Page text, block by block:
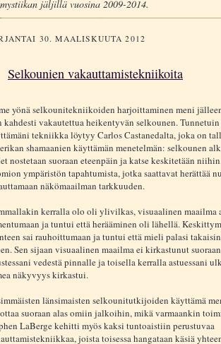
jäljillä vuosina 2009-2014.
30. MAALISKUUTA 2012
Selkounien vakauttamistekniikoita
yönä selkounitekniikoiden harjoittaminen meni
kahdesti vakautettua heikentyvän selkounen.
tekniikka löytyy Carlos Castanedalta, joka on
shamaanien käyttämän menetelmän: selkounen
nostetaan suoraan eteenpäin ja katse keskitetään
ympäristön tapahtumista, jotka saattavat herättää
näkömaailman tarkkuuden.
kerralla olo oli ylivilkas, visuaalinen maailma
ja tuntui että herääminen oli lähellä.
sai rauhoittumaan ja tuntui että mieli palasi
Sen sijaan visuaalinen maailma ei kirkastunut
vedestä pinnalle ja toisella kerralla astuessani
näkyvyys kirkastui.
länsimaisten selkounitutkijoiden käyttämä
suoraan alas omiin jalkoihin, mikä varmaankin
LaBerge kehitti myös kaksi tuntoaistiin perustuvaa
joista toisessa hangataan käsiä